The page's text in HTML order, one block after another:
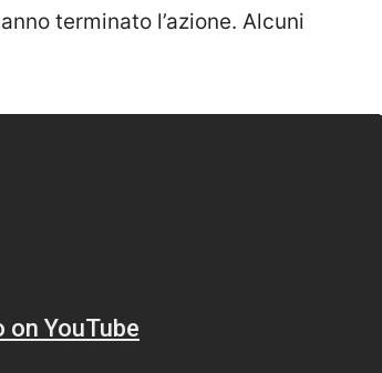
terminato l’azione. Alcuni